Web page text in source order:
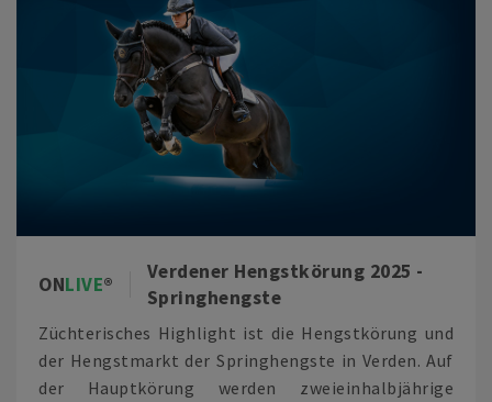
ONLIVE
Verdener Hengstkörung 2025 -
Springhengste
Züchterisches Highlight ist die Hengstkörung und
der Hengstmarkt der Springhengste in Verden. Auf
der Hauptkörung werden zweieinhalbjährige